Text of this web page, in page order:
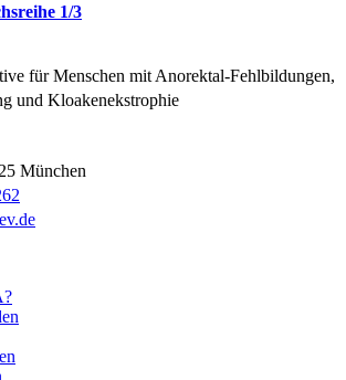
1/3
für Menschen mit Anorektal-Fehlbildungen,
und Kloakenekstrophie
München